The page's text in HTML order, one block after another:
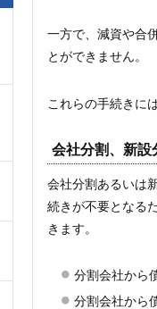
一方で、減資や合
とができません。
これらの手続きに
会社分割、新設
会社分割あるいは
続きが不要となる
きます。
分割会社から
分割会社から